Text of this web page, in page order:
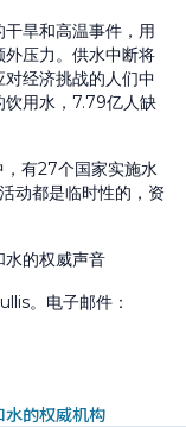
旱和高温事件，用
压力。供水中断将
经济挑战的人们中
饮用水，7.79亿人缺
，有27个国家实施水
动都是临时性的，资
水的权威声音
。电子邮件：
的权威机构